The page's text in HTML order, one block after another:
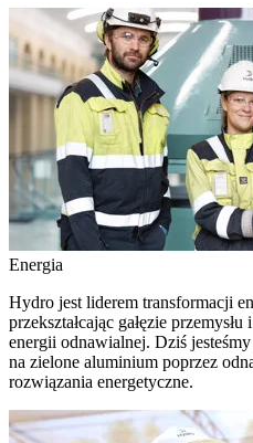
Energia
Hydro jest liderem transformacji
przekształcając gałęzie
energii odnawialnej. Dziś
na zielone aluminium poprzez
rozwiązania energetyczne.